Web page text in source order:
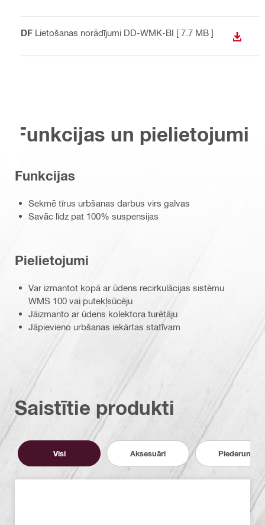
PDF Lietošanas norādījumi DD-WMK-BI [ 7.7 MB ]
Funkcijas un pielietojumi
Funkcijas
Sekmē tīrus urbšanas darbus virs galvas
Savāc līdz pat 100% suspensijas
Pielietojumi
Var izmantot kopā ar ūdens recirkulācijas sistēmu
WMS 100 vai putekļsūcēju
Jāizmanto ar ūdens kolektora turētāju
Jāpievieno urbšanas iekārtas statīvam
Saistītie produkti
Visi Aksesuāri Piederumi